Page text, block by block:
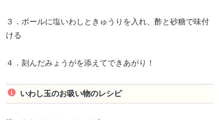
３．ボールに塩いわしときゅうりを入れ、酢と砂糖で味付
ける
４．刻んだみょうがを添えてできあがり！
いわし玉のお吸い物のレシピ